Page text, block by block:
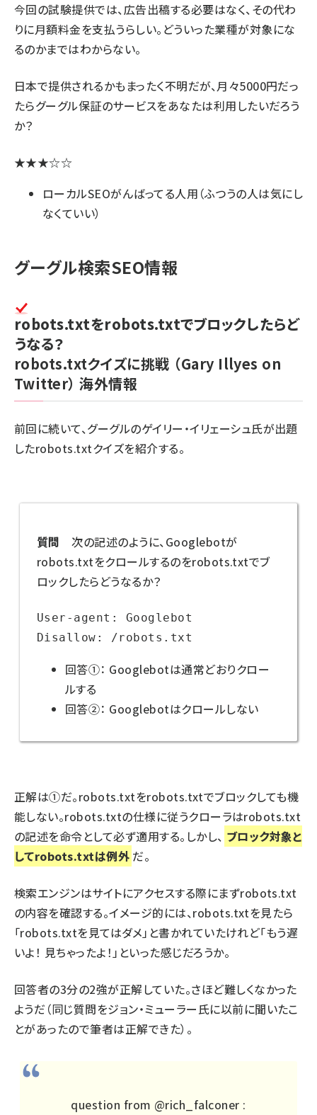
今回の試験提供では、広告出稿する必要はなく、その代わ
りに月額料金を支払うらしい。どういった業種が対象にな
るのかまではわからない。
日本で提供されるかもまったく不明だが、月々5000円だっ
たらグーグル保証のサービスをあなたは利用したいだろう
か？
★★★☆☆
ローカルSEOがんばってる人用（ふつうの人は気にし
なくていい）
グーグル検索SEO情報
robots.txtをrobots.txtでブロックしたらど
うなる？
robots.txtクイズに挑戦 （Gary Illyes on
Twitter）海外情報
前回に続いて、グーグルのゲイリー・イリェーシュ氏が出題
したrobots.txtクイズを紹介する。
質問 次の記述のように、Googlebotが
robots.txtをクロールするのをrobots.txtでブ
ロックしたらどうなるか？
User-agent: Googlebot
Disallow: /robots.txt
回答①： Googlebotは通常どおりクロー
ルする
回答②： Googlebotはクロールしない
正解は①だ。robots.txtをrobots.txtでブロックしても機
能しない。robots.txtの仕様に従うクローラはrobots.txt
の記述を命令として必ず適用する。しかし、 ブロック対象と
してrobots.txtは例外 だ。
検索エンジンはサイトにアクセスする際にまずrobots.txt
の内容を確認する。イメージ的には、robots.txtを見たら
「robots.txtを見てはダメ」と書かれていたけれど「もう遅
いよ！ 見ちゃったよ！」といった感じだろうか。
回答者の3分の2強が正解していた。さほど難しくなかった
ようだ（同じ質問をジョン・ミューラー氏に以前に聞いたこ
とがあったので筆者は正解できた）。
question from @rich_falconer :